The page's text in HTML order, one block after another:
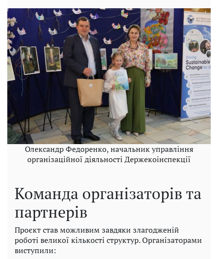
Олександр Федоренко, начальник управління
організаційної діяльності Держекоінспекції
Команда організаторів та
партнерів
Проєкт став можливим завдяки злагодженій
роботі великої кількості структур. Організаторами
виступили: